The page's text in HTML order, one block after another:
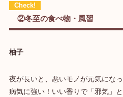
②冬至の食べ物・風習
柚子
夜が長いと、悪いモノが元気にな
病気に強い！いい香りで「邪気」